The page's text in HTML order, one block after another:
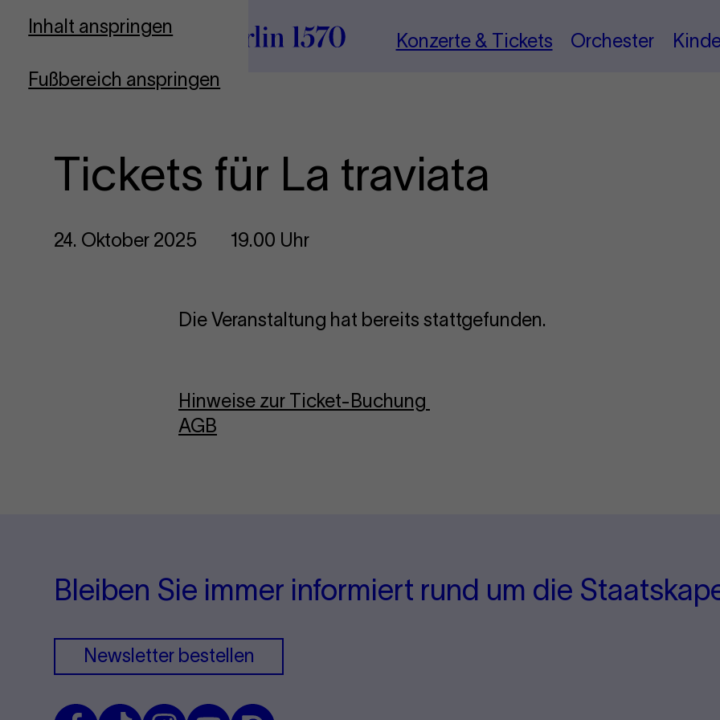
Inhalt anspringen
Fußbereich anspringen
Zur Startseite
Konzerte & Tickets Orchester
Tickets für La traviata
24. Oktober 2025 19.00 Uhr
Die Veranstaltung hat bereits stattgefunden.
Hinweise zur Ticket-Buchung
AGB
Bleiben Sie immer informiert rund um die
Newsletter bestellen
Facebook
TikTokInstagram
Youtube
Issuu